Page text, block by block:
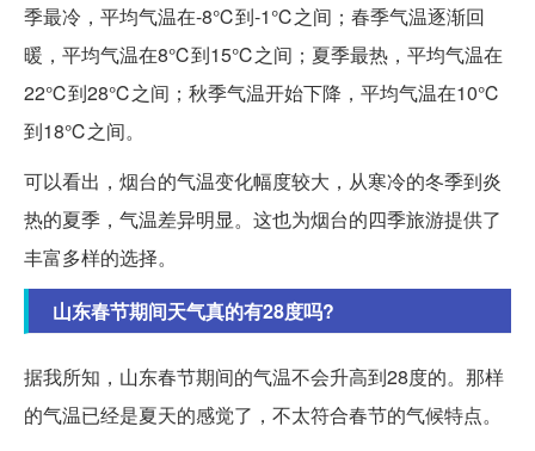
季最冷，平均气温在-8℃到-1℃之间；春季气温逐渐回
暖，平均气温在8℃到15℃之间；夏季最热，平均气温在
22℃到28℃之间；秋季气温开始下降，平均气温在10℃
到18℃之间。
可以看出，烟台的气温变化幅度较大，从寒冷的冬季到炎
热的夏季，气温差异明显。这也为烟台的四季旅游提供了
丰富多样的选择。
山东春节期间天气真的有28度吗?
据我所知，山东春节期间的气温不会升高到28度的。那样
的气温已经是夏天的感觉了，不太符合春节的气候特点。